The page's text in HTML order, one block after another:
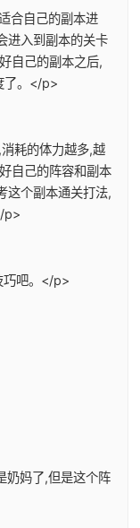
合自己的副本进
进入到副本的关卡
自己的副本之后,
了。</p>
耗的体力越多,越
自己的阵容和副本
这个副本通关打法,
p>
巧吧。</p>
奶妈了,但是这个阵